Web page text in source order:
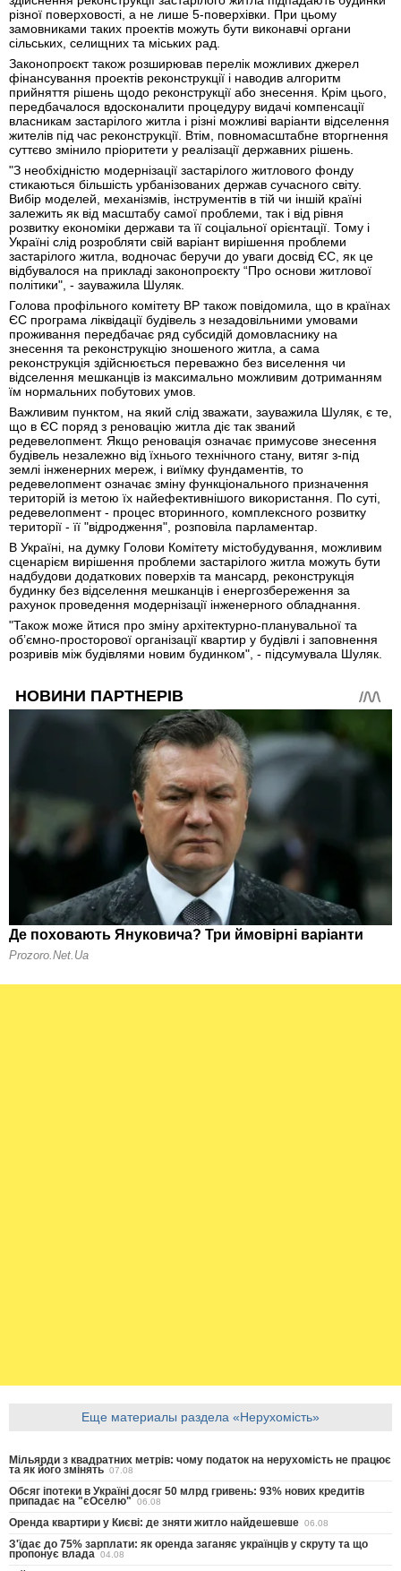
різної поверховості, а не лише 5-поверхівки. При цьому
замовниками таких проектів можуть бути виконавчі органи
сільських, селищних та міських рад.
Законопроєкт також розширював перелік можливих джерел
фінансування проектів реконструкції і наводив алгоритм
прийняття рішень щодо реконструкції або знесення. Крім цього,
передбачалося вдосконалити процедуру видачі компенсації
власникам застарілого житла і різні можливі варіанти відселення
жителів під час реконструкції. Втім, повномасштабне вторгнення
суттєво змінило пріоритети у реалізації державних рішень.
"З необхідністю модернізації застарілого житлового фонду
стикаються більшість урбанізованих держав сучасного світу.
Вибір моделей, механізмів, інструментів в тій чи іншій країні
залежить як від масштабу самої проблеми, так і від рівня
розвитку економіки держави та її соціальної орієнтації. Тому і
Україні слід розробляти свій варіант вирішення проблеми
застарілого житла, водночас беручи до уваги досвід ЄС, як це
відбувалося на прикладі законопроєкту “Про основи житлової
політики", - зауважила Шуляк.
Голова профільного комітету ВР також повідомила, що в країнах
ЄС програма ліквідації будівель з незадовільними умовами
проживання передбачає ряд субсидій домовласнику на
знесення та реконструкцію зношеного житла, а сама
реконструкція здійснюється переважно без виселення чи
відселення мешканців із максимально можливим дотриманням
їм нормальних побутових умов.
Важливим пунктом, на який слід зважати, зауважила Шуляк, є те,
що в ЄС поряд з реновацію житла діє так званий
редевелопмент. Якщо реновація означає примусове знесення
будівель незалежно від їхнього технічного стану, витяг з-під
землі інженерних мереж, і виїмку фундаментів, то
редевелопмент означає зміну функціонального призначення
територій із метою їх найефективнішого використання. По суті,
редевелопмент - процес вторинного, комплексного розвитку
території - її "відродження", розповіла парламентар.
В Україні, на думку Голови Комітету містобудування, можливим
сценарієм вирішення проблеми застарілого житла можуть бути
надбудови додаткових поверхів та мансард, реконструкція
будинку без відселення мешканців і енергозбереження за
рахунок проведення модернізації інженерного обладнання.
"Також може йтися про зміну архітектурно-планувальної та
об’ємно-просторової організації квартир у будівлі і заповнення
розривів між будівлями новим будинком", - підсумувала Шуляк.
Еще материалы раздела «Нерухомість»
Мільярди з квадратних метрів: чому податок на нерухомість не працює
та як його змінять 07.08
Обсяг іпотеки в Україні досяг 50 млрд гривень: 93% нових кредитів
припадає на "єОселю" 06.08
Оренда квартири у Києві: де зняти житло найдешевше 06.08
З'їдає до 75% зарплати: як оренда заганяє українців у скруту та що
пропонує влада 04.08